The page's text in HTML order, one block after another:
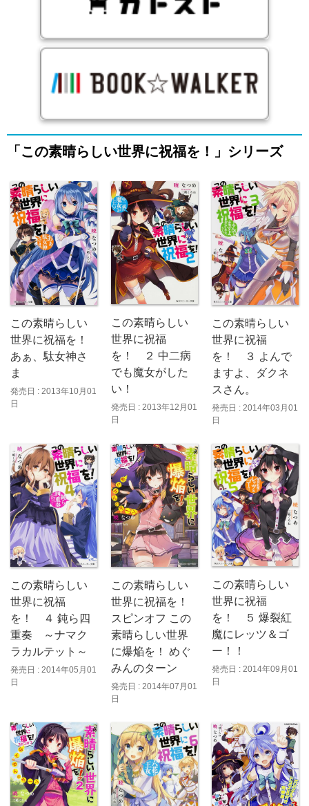
「この素晴らしい世界に祝福を！」シリーズ
この素晴らしい
世界に祝福を！
あぁ、駄女神さ
ま
発売日 : 2013年10月01
日
この素晴らしい
世界に祝福
を！ ２ 中二病
でも魔女がした
い！
発売日 : 2013年12月01
日
この素晴らしい
世界に祝福
を！ ３ よんで
ますよ、ダクネ
スさん。
発売日 : 2014年03月01
日
この素晴らしい
世界に祝福
を！ ４ 鈍ら四
重奏 ～ナマク
ラカルテット～
発売日 : 2014年05月01
日
この素晴らしい
世界に祝福を！
スピンオフ この
素晴らしい世界
に爆焔を！ めぐ
みんのターン
発売日 : 2014年07月01
日
この素晴らしい
世界に祝福
を！ ５ 爆裂紅
魔にレッツ＆ゴ
ー！！
発売日 : 2014年09月01
日